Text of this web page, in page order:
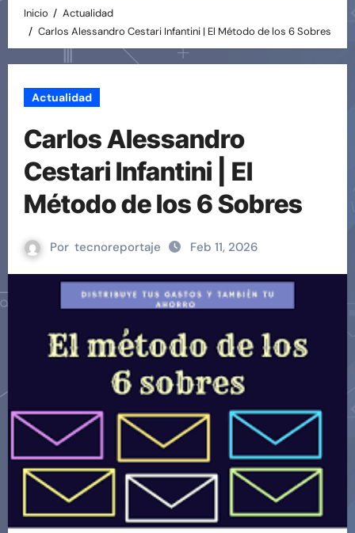
Inicio
Actualidad
Carlos Alessandro Cestari Infantini | El Método de los 6 Sobres
Actualidad
Carlos Alessandro
Cestari Infantini | El
Método de los 6 Sobres
Por tecnoreportaje Feb 11, 2026